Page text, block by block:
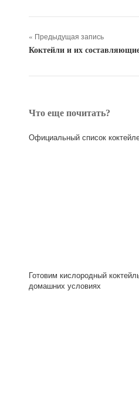
« Предыдущая запись
Коктейли и их
Что еще почитать?
Официальный список
Готовим кислородный
домашних условиях